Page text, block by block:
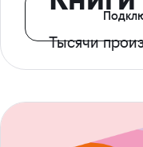
Тысячи
с доступом